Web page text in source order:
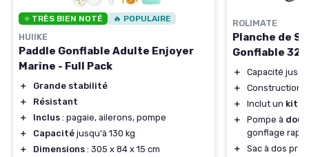
⭐ TRÈS BIEN NOTÉ 🔥 POPULAIRE
HUIIKE
Paddle Gonflable Adulte Enjoyer
Marine - Full Pack
＋
Grande stabilité
＋
Résistant
＋
Inclus : pagaie, ailerons, pompe
＋
Capacité jusqu'à 130 kg
＋
Dimensions : 305 x 84 x 15 cm
ROLIMATE
Planche de
Gonflable 320
＋
Capacité
＋
Construction
＋
Inclut un kit
＋
Pompe à
gonflage
＋
Sac à dos